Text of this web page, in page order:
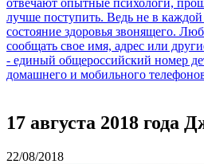
17 августа 2018 года
22/08/2018